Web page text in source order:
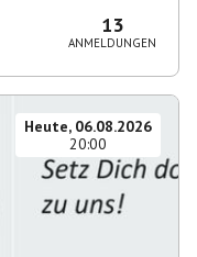
13
ANMELDUNGEN
Heute, 06.08.2026
20:00